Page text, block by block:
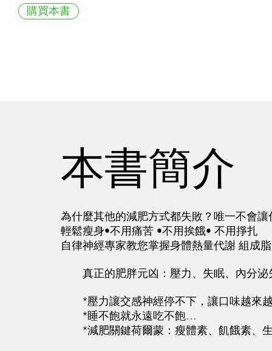
購買本書
本書簡介
為什麼其他的減肥方式都失敗？唯一不會
輕鬆瘦身•不用痛苦 •不用挨餓• 不用掙扎
自律神經專家教您掌握身體熱量代謝 組成
真正的肥胖元凶：壓力、失眠、內分泌
*壓力讓交感神經停不下，讓口味越來
*睡不飽就永遠吃不飽…
*減肥關鍵荷爾蒙：瘦體素、飢餓素、